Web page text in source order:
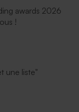
awards 2026
!
une liste"